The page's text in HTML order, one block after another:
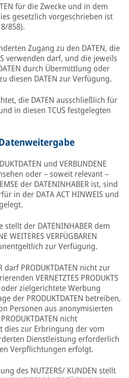
für die Zwecke und in dem
gesetzlich vorgeschrieben ist
858).
Zugang zu den DATEN, die
verwenden darf, und die jeweils
durch Übermittlung oder
diesen DATEN zur Verfügung.
die DATEN ausschließlich für
in diesen TCUS festgelegten
und VERBUNDENE
oder – soweit relevant –
der DATENINHABER ist, sind
in der DATA ACT HINWEIS und
der DATENINHABER dem
WEITERES VERFÜGBAREN
zur Verfügung.
darf PRODUKTDATEN nicht zur
VERNETZTES PRODUKTS
zielgerichtete Werbung
der PRODUKTDATEN betreiben,
Personen aus anonymisierten
nicht
dies zur Erbringung der vom
Dienstleistung erforderlich
Verpflichtungen erfolgt.
des NUTZERS/ KUNDEN stellt